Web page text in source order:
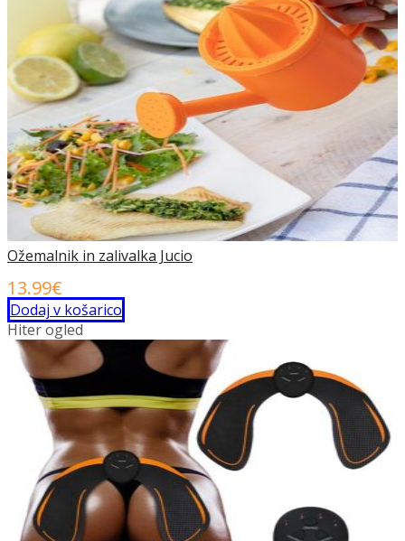
Ožemalnik in zalivalka Jucio
13.99€
Dodaj v košarico
Hiter ogled